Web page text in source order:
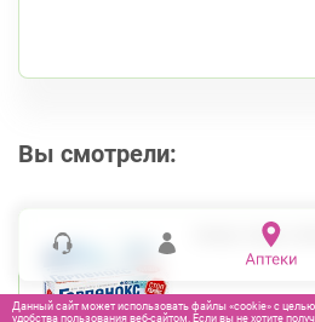
Вы смотрели:
РОКС ГЕЛЬ
Данный сайт может использовать файлы «cookie» с
удобства пользования веб-сайтом. Если вы не хотите